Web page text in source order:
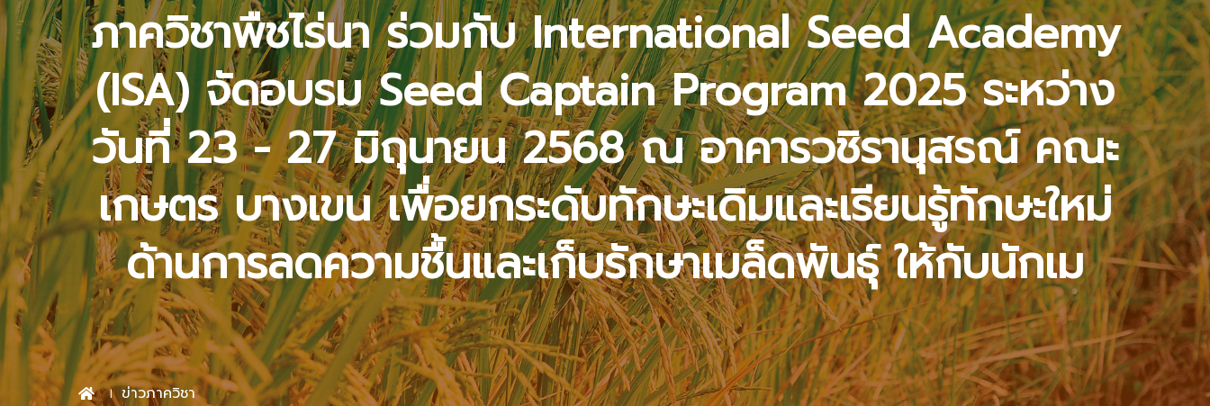
ภาควิชาพืชไร่นา ร่วมกับ International Seed Academy
(ISA) จัดอบรม Seed Captain Program 2025 ระหว่าง
วันที่ 23 - 27 มิถุนายน 2568 ณ อาคารวชิรานุสรณ์ คณะ
เกษตร บางเขน เพื่อยกระดับทักษะเดิมและเรียนรู้ทักษะใหม่
ด้านการลดความชื้นและเก็บรักษาเมล็ดพันธุ์ ให้กับนักเม
ข่าวภาควิชา